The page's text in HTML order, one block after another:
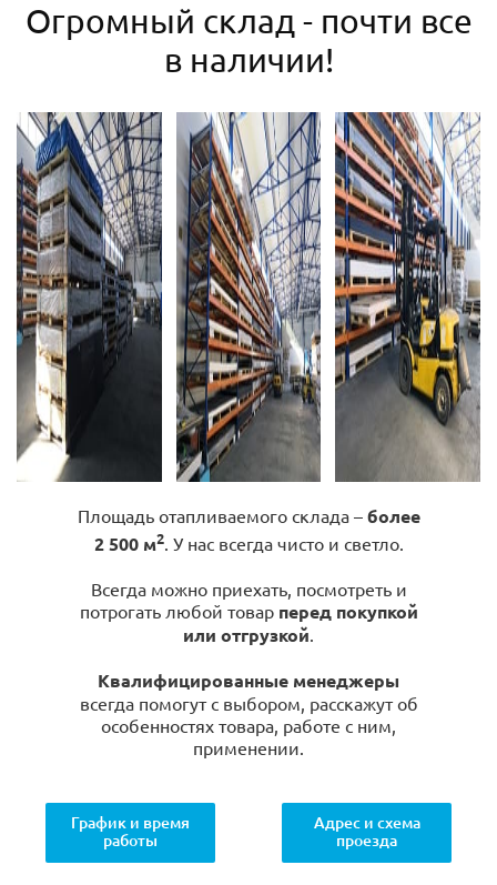
Огромный склад - почти все
в наличии!
Площадь отапливаемого склада – более
2 500 м2. У нас всегда чисто и светло.
Всегда можно приехать, посмотреть и
потрогать любой товар перед покупкой
или отгрузкой.
Квалифицированные менеджеры
всегда помогут с выбором, расскажут об
особенностях товара, работе с ним,
применении.
График и время
работы
Адрес и схема
проезда